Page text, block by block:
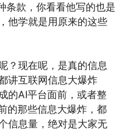
条款，你看看他写的也是
他学就是用原来的这些
？现在呢，是真的信息
讲互联网信息大爆炸
的AI平台面前，或者整
的那些信息大爆炸，都
信息量，绝对是大家无